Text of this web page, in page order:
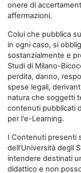
onere di
affermazioni.
Colui che pubblica
in ogni caso, si
sostanzialmente e
Studi di Milano-
perdita, danno,
spese legali,
natura che soggetti
contenuti pubblicati
per l'e-Learning.
I Contenuti presenti
dell’Università degli
intendere destinati
didattico e non